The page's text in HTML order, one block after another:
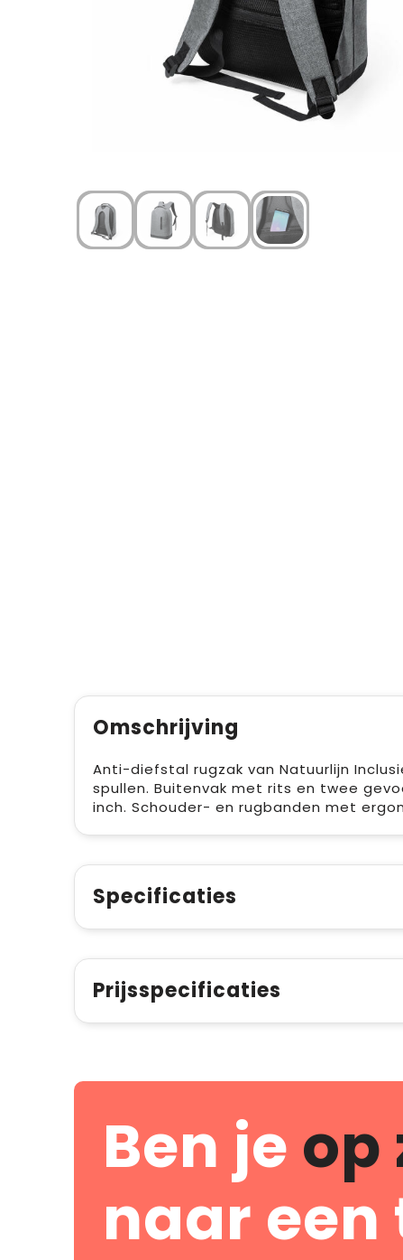
Omschrijving
Anti-diefstal rugzak van Natuurlijn
spullen. Buitenvak met rits en twee
inch. Schouder- en rugbanden met
Specificaties
Prijsspecificaties
Ben je op
naar een